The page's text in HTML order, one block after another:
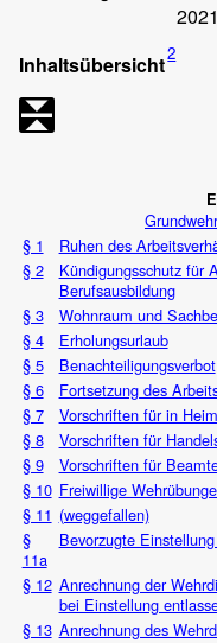
Inhaltsübersicht2
§ 1
Ruhen des
§ 2
Kündigungsschutz für
Berufsausbildung
§ 3
Wohnraum und
§ 4
Erholungsurlaub
§ 5
Benachteiligungsverbot
§ 6
Fortsetzung des
§ 7
Vorschriften für in
§ 8
Vorschriften für
§ 9
Vorschriften für
§ 10 Freiwillige
§ 11 (weggefallen)
§
11a
Bevorzugte
§ 12 Anrechnung der
bei Einstellung
§ 13 Anrechnung des